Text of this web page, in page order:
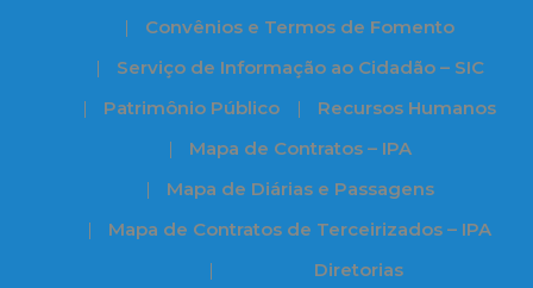
Convênios e Termos de Fomento
Serviço de Informação ao Cidadão – SIC
Patrimônio Público
Recursos Humanos
Mapa de Contratos – IPA
Mapa de Diárias e Passagens
Mapa de Contratos de Terceirizados – IPA
Diretorias